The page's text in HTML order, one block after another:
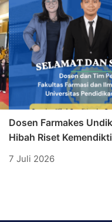
Dosen Farmakes
Hibah Riset
7 Juli 2026